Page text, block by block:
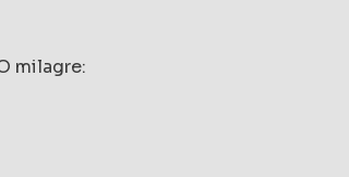
milagre: